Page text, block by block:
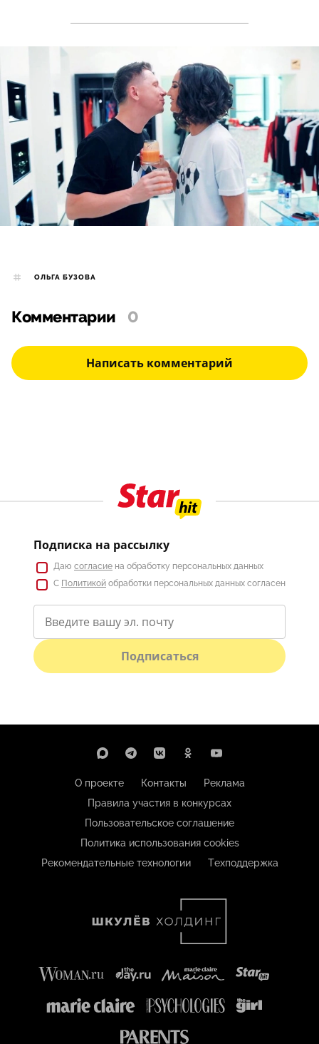
ОЛЬГА БУЗОВА
Комментарии 0
Написать комментарий
Подписка на рассылку
Даю согласие на обработку персональных данных
С Политикой обработки персональных данных согласен
Подписаться
О проекте Контакты
Реклама
Правила участия в конкурсах
Пользовательское соглашение
Политика использования cookies
Рекомендательные технологии
Техподдержка